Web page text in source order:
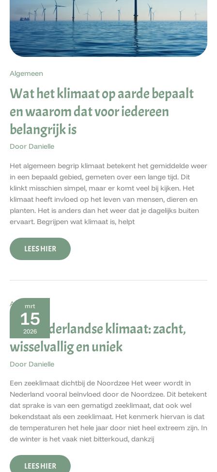
Algemeen
Wat het klimaat op aarde bepaalt
en waarom dat voor iedereen
belangrijk is
Door Danielle
Het algemeen begrip klimaat betekent het gemiddelde weer
in een bepaald gebied, gemeten over een lange tijd. Dit
klinkt misschien simpel, maar er komt veel bij kijken. Het
klimaat heeft invloed op het leven van mensen, dieren en
planten. Het is anders dan het weer dat je dagelijks buiten
ervaart. Begrijpen wat klimaat is, helpt
IEDEREEN
BELANGRIJK
IS
LEES HIER
mrt
15
2026
Algemeen
Het Nederlandse klimaat: zacht,
wisselvallig en uniek
Door Danielle
Een zeeklimaat dichtbij de Noordzee Het weer wordt in
Nederland vooral beïnvloed door de Noordzee. Dit betekent
dat sprake is van een gematigd zeeklimaat, dat ook wel
bekendstaat als een zeeklimaat. Het kenmerk hiervan is dat
de temperaturen het hele jaar door niet heel extreem zijn. In
de winter is het vaak niet bitterkoud, dankzij
NEDERLANDSE
KLIMAAT:
ZACHT,
WISSELVALLIG
EN
UNIEK
LEES HIER